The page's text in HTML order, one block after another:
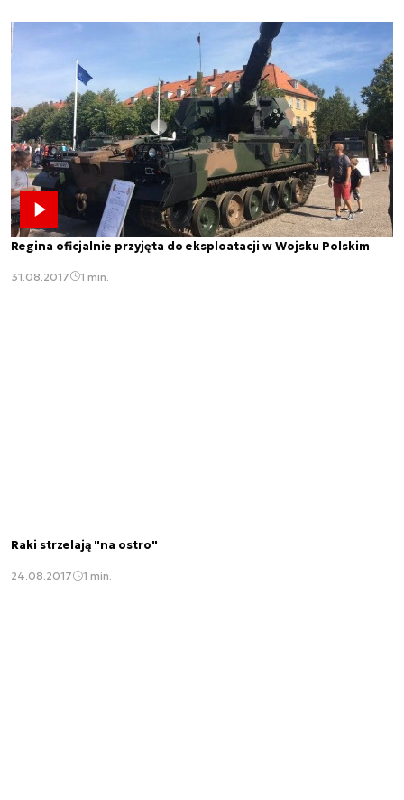
Regina oficjalnie przyjęta do eksploatacji w Wojsku Polskim
31.08.2017 1 min.
Raki strzelają "na ostro"
24.08.2017 1 min.